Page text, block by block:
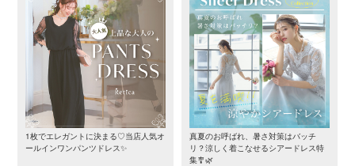
1枚でエレガントに決まる♡当店人気オ
ールインワンパンツドレス✨
真夏のお呼ばれ、暑さ対策はバッチ
リ？涼しく着こなせるシアードレス特
集🎐🌿